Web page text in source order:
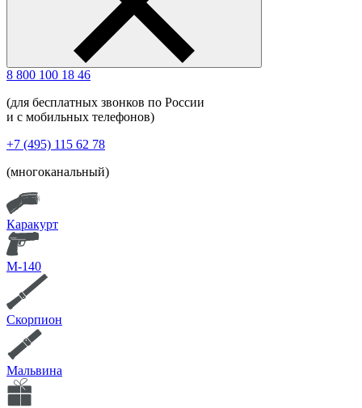
8 800 100 18 46
(для бесплатных звонков по России
и с мобильных телефонов)
+7 (495) 115 62 78
(многоканальный)
Каракурт
М-140
Скорпион
Мальвина